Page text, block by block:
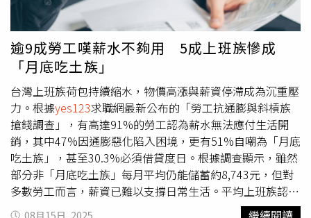
逾9成勞工嘆薪水不夠用 5成上班族慘成
「月底吃土族」
台灣上班族荷包持續縮水，物價高漲與薪資停滯成為沉重壓
力。根據yes123求職網最新公布的「勞工抗通膨與斜槓族
搶錢調查」，有高達91%的勞工認為薪水無法應付生活開
銷，其中47%因通膨惡化陷入困境，更有51%自嘲為「月底
吃土族」，甚至30.3%必須借貸度日。根據調查顯示，雖然
部分非「月底吃土族」每月平均仍能儲蓄約8,743元，但對
多數勞工而言，薪資已難以支撐日常生活。平均上班族認
為，月薪至少要增加1萬892元，才能擺脫「薪貧族」困
08月15日, 2025